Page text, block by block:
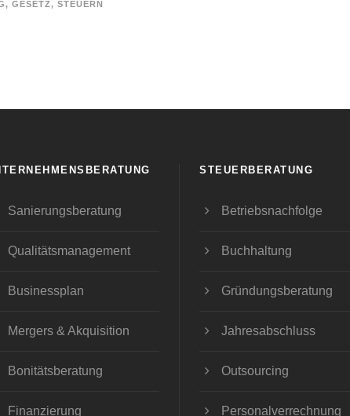
, GESETZ, STEUERN
Sanierungsberatung
Qualitätsmanagement
Businessplan
Mergers & Akquisition
Bonitätsberatung
Finanzierung
STEUERBERATUNG
Betriebsnachfolge
Buchhaltung
Gründungsberatung
Jahresabschluss
Outsourcing
Personalverrechnung